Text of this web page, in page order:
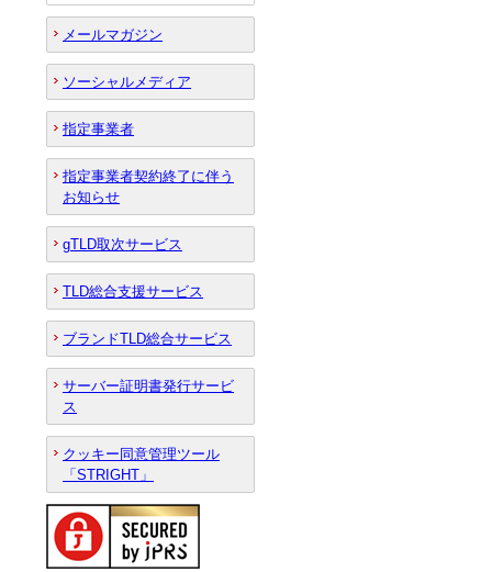
メールマガジン
ソーシャルメディア
指定事業者
指定事業者契約終了に伴う
お知らせ
gTLD取次サービス
TLD総合支援サービス
ブランドTLD総合サービス
サーバー証明書発行サービ
ス
クッキー同意管理ツール
「STRIGHT」